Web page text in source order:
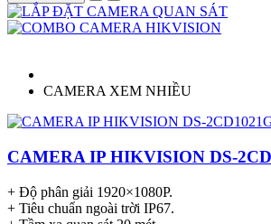
CAMERA XEM NHIỀU
CAMERA IP HIKVISION DS-
+ Độ phân giải 1920×1080P.
+ Tiêu chuẩn ngoài trời IP67.